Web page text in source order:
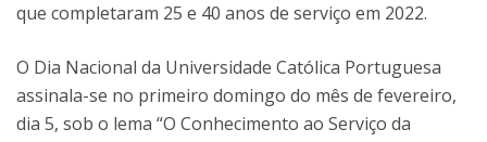
que completaram 25 e 40 anos de serviço em 2022.
O Dia Nacional da Universidade Católica Portuguesa
assinala-se no primeiro domingo do mês de fevereiro,
dia 5, sob o lema “O Conhecimento ao Serviço da